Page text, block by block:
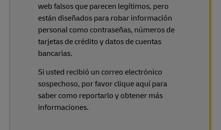
web falsos que parecen legítimos, pero
están diseñados para robar información
personal como contraseñas, números de
tarjetas de crédito y datos de cuentas
bancarias.
Si usted recibió un correo electrónico
sospechoso, por favor clique aquí para
saber como reportarlo y obtener más
informaciones.